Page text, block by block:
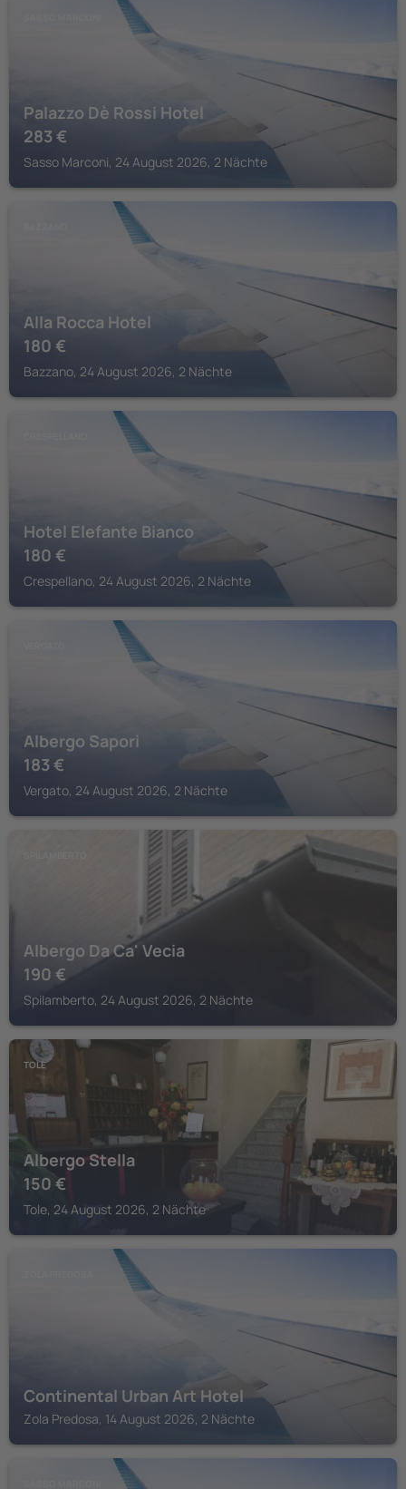
Palazzo Dè Rossi Hotel
283 €
Sasso Marconi, 24 August 2026, 2 Nächte
Alla Rocca Hotel
180 €
Bazzano, 24 August 2026, 2 Nächte
Hotel Elefante Bianco
180 €
Crespellano, 24 August 2026, 2 Nächte
Albergo Sapori
183 €
Vergato, 24 August 2026, 2 Nächte
Albergo Da Ca' Vecia
190 €
Spilamberto, 24 August 2026, 2 Nächte
TOLE
Albergo Stella
150 €
Tole, 24 August 2026, 2 Nächte
Continental Urban Art Hotel
Zola Predosa, 14 August 2026, 2 Nächte